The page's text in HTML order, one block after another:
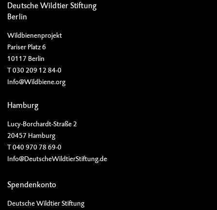
Deutsche Wildtier Stiftung
Berlin
Wildbienenprojekt
Pariser Platz 6
10117 Berlin
T 030 209 12 84-0
Info@Wildbiene.org
Hamburg
Lucy-Borchardt-Straße 2
20457 Hamburg
T 040 970 78 69-0
Info@DeutscheWildtierStiftung.de
Spendenkonto
Deutsche Wildtier Stiftung